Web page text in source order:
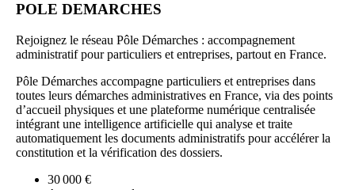
POLE DEMARCHES
Rejoignez le réseau Pôle Démarches : accompagnement
administratif pour particuliers et entreprises, partout en France.
Pôle Démarches accompagne particuliers et entreprises dans
toutes leurs démarches administratives en France, via des points
d’accueil physiques et une plateforme numérique centralisée
intégrant une intelligence artificielle qui analyse et traite
automatiquement les documents administratifs pour accélérer la
constitution et la vérification des dossiers.
30 000 €